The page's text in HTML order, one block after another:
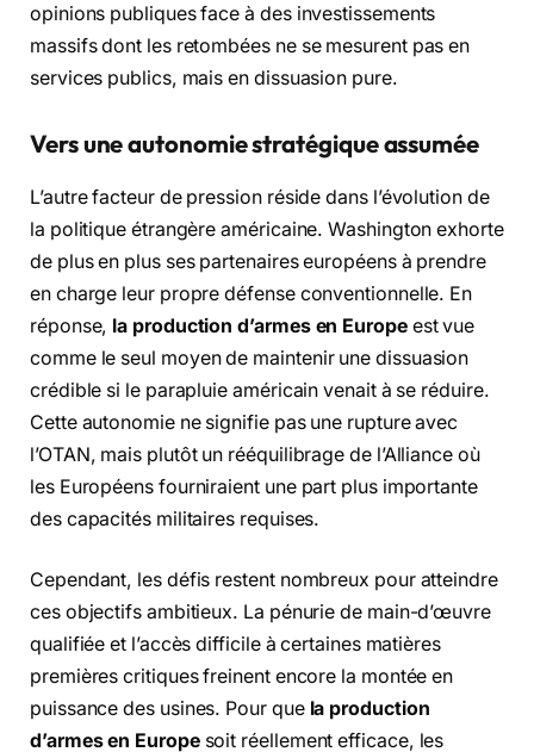
opinions publiques face à des investissements
massifs dont les retombées ne se mesurent pas en
services publics, mais en dissuasion pure.
Vers une autonomie stratégique assumée
L’autre facteur de pression réside dans l’évolution de
la politique étrangère américaine. Washington exhorte
de plus en plus ses partenaires européens à prendre
en charge leur propre défense conventionnelle. En
réponse, la production d’armes en Europeest vue
comme le seul moyen de maintenir une dissuasion
crédible si le parapluie américain venait à se réduire.
Cette autonomie ne signifie pas une rupture avec
l’OTAN, mais plutôt un rééquilibrage de l’Alliance où
les Européens fourniraient une part plus importante
des capacités militaires requises.
Cependant, les défis restent nombreux pour atteindre
ces objectifs ambitieux. La pénurie de main-d’œuvre
qualifiée et l’accès difficile à certaines matières
premières critiques freinent encore la montée en
puissance des usines. Pour que la production
d’armes en Europesoit réellement efficace, les